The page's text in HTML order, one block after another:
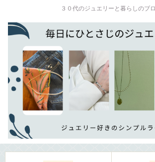
３０代のジュエリーと暮らしのブ